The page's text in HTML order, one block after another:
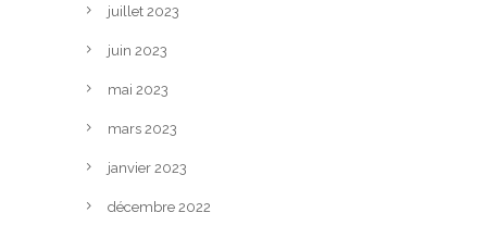
juillet 2023
juin 2023
mai 2023
mars 2023
janvier 2023
décembre 2022